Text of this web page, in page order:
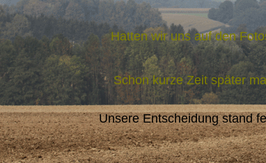
Hatten wir uns auf den
Schon kurze Zeit später
Unsere Entscheidung stand